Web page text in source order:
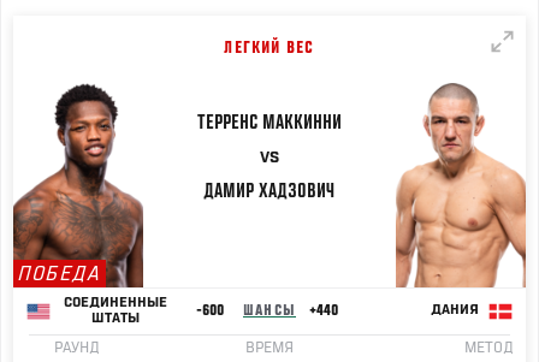
ЛЕГКИЙ ВЕС
ПОБЕДА
ТЕРРЕНС МАККИННИ
VS
ДАМИР ХАДЗОВИЧ
СОЕДИНЕННЫЕ
ШТАТЫ
-600 ШАНСЫ +440 ДАНИЯ
РАУНД
ВРЕМЯ
МЕТОД